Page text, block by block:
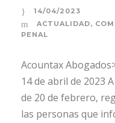
14/04/2023
ACTUALIDAD,
PENAL
Acountax
14 de abril de 2023
de 20 de febrero,
las personas que